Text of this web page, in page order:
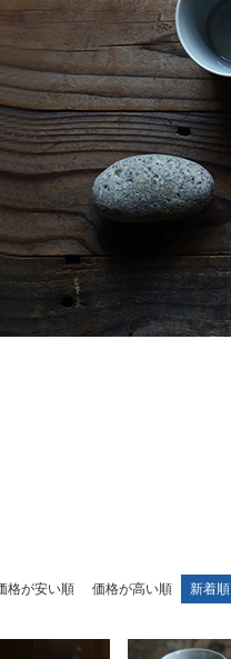
格が安い順 価格が高い順 新着順